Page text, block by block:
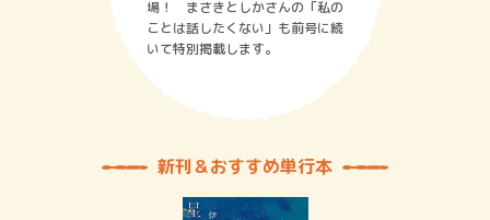
場！ まさきとしかさんの「私の
ことは話したくない」も前号に続
いて特別掲載します。
新刊＆おすすめ単行本